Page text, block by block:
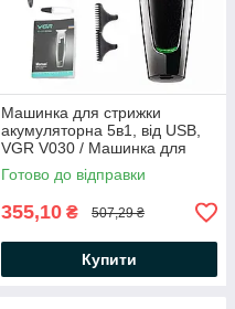
Машинка для стрижки
акумуляторна 5в1, від USB,
VGR V030 / Машинка для
стрижки волосся / Тример
для бороди
Готово до відправки
355,10 ₴ 507,29 ₴
Купити